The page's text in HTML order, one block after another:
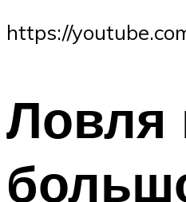
https://
Ловля